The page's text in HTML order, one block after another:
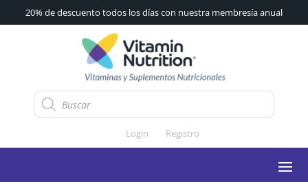
20% de descuento todos los días con nuestra membresía anual
Búsqueda
de
productos
Login
Registro